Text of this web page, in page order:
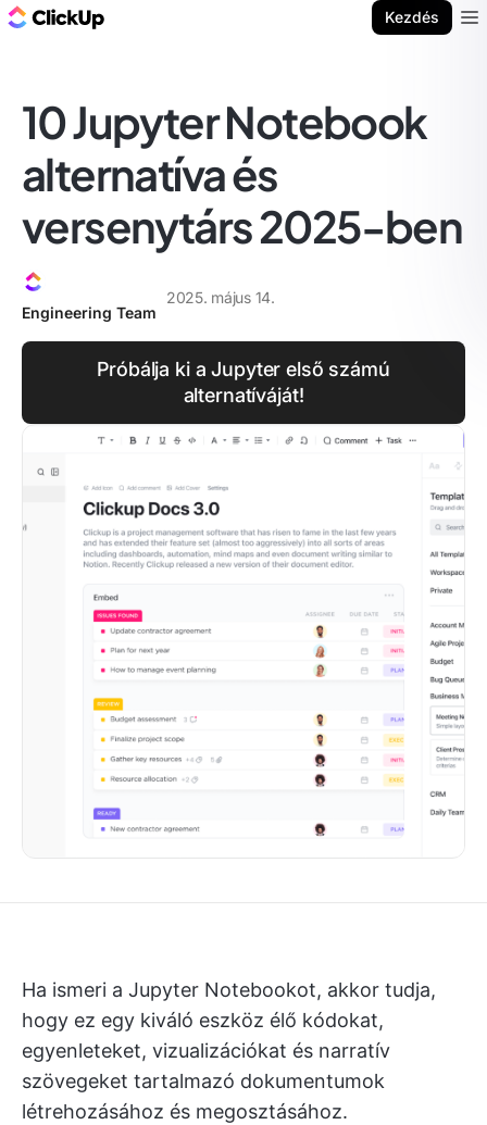
Kezdés
10 Jupyter Notebook
alternatíva és
versenytárs 2025-ben
Engineering Team
2025. május 14.
Próbálja ki a Jupyter első számú
alternatíváját!
Ha ismeri a Jupyter Notebookot, akkor tudja,
hogy ez egy kiváló eszköz élő kódokat,
egyenleteket, vizualizációkat és narratív
szövegeket tartalmazó dokumentumok
létrehozásához és megosztásához.